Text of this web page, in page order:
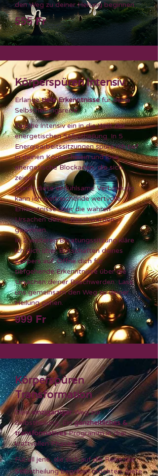
den Weg zu deiner Heilung beginnen.
555 Fr
Körperspüren Intensiv
Erlangetiefe Erkenntnissefür deine
Selbstheilungsreise
Tauche intensiv ein in die Welt der
energetischen Selbstheilung. In 5
Energiearbeitssitzungen spüre ich tief
in deinen Körper hinein und löse
energetische Blockaden, die sich
zeigen.
Durch diese einfühlsame Verbindung
kann ich weitreichende wertvolle
Erkenntnisse über die wahren
Ursachen deiner Beschwerden
gewinnen.
In 2 weiteren Beratungssitzung kläre
ich dich über Botschaften deines
Körpers auf. Öffne dich für
tiefgehende Erkenntnisse über die
Ursachen deiner Beschwerden. Lass
uns gemeinsam den Weg zu deiner
Heilung gehen.
999 Fr
Körperspüren
Transformation
Deineinzigartiger Weg zur
Selbstheilung: Einganzheitliches &
transformativesProgramm in drei
kraftvollen Phasen
Für all jene, die sich auf die Reise der
Selbstheilung begeben möchten, biete